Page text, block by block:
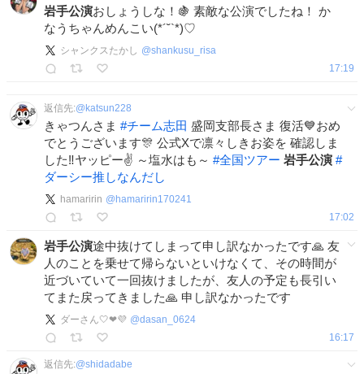
岩手公演おしょうしな！🍇 素敵な公演でしたね！ か
なうちゃんめんこい(*´˘`*)♡
シャンクスたかし @shankusu_risa
17:19
返信先:@ katsun228
きゃつんさま #チーム志田 盛岡支部長さま 復活💙おめ
でとうございます🎊 公式Xで凛々しきお姿を 確認しま
した‼️ヤッピー✌️ ～塩水はも～ #全国ツアー 岩手公演 #
ダーシー推しなんだし
hamaririn @ hamaririn170241
17:02
岩手公演途中抜けてしまって申し訳なかったです🙏 友
人のことを乗せて帰らないといけなくて、その時間が
近づいていて一回抜けましたが、友人の予定も長引い
てまた戻ってきました🙏 申し訳なかったです
ダーさん🤍❤💜 @dasan_0624
16:17
返信先:@shidadabe